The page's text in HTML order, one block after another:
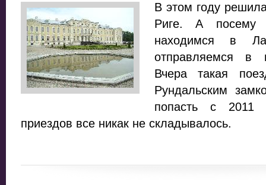
В этом году
Риге. А
находимся в
отправляемся в
Вчера такая
Рундальским
попасть с 2011
приездов все никак не складывалось.